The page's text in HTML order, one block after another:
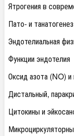
Ятрогения в
Пато- и танатогенез
Эндотелиальная
Функции эндотелия
Оксид азота (NO) и
Дистальный,
Цитокины и